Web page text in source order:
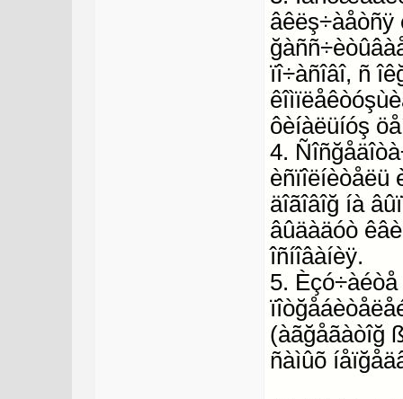
âêëş÷àåòñÿ
ïî÷àñîâî, ñ
ôèíàëüíóş
4.
èñïîëíèòåëü
äîãîâîğ íà
âûäàäóò
îñíîâàíèÿ.
5.
(àãğåãàòîğ
ñàìûõ